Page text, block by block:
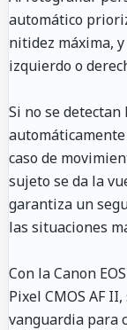
automático
nitidez máxima,
izquierdo o
Si no se
caso de
sujeto se da la
garantiza un
las situaciones
Con la Canon
Pixel CMOS AF
vanguardia para